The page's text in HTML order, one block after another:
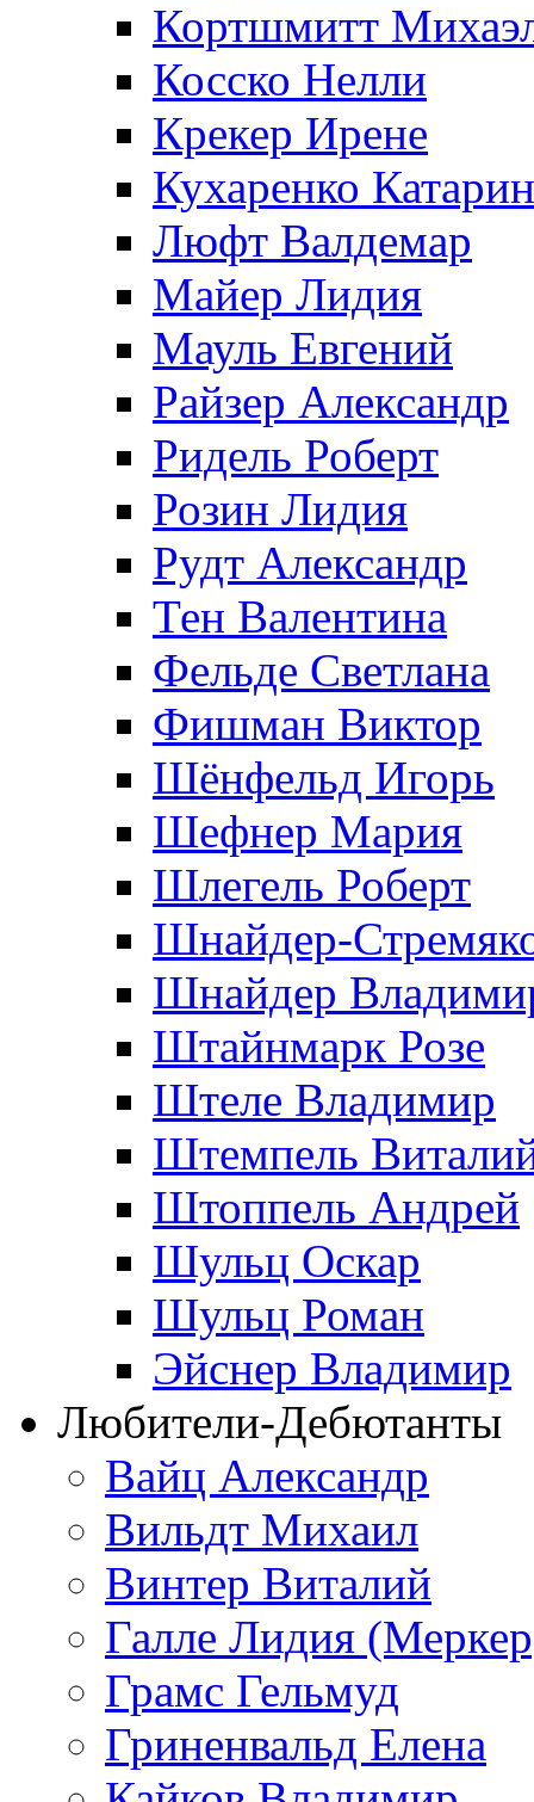
Кортшмитт
Косско Нелли
Крекер Ирене
Кухаренко
Люфт Валдемaр
Майер Лидия
Мауль Евгений
Райзер Александр
Ридель Роберт
Розин Лидия
Рудт Александр
Тен Валентина
Фельде Светлана
Фишман Виктор
Шёнфельд Игорь
Шефнер Мария
Шлегель Роберт
Шнайдер-
Шнайдер
Штайнмарк Розe
Штеле Владимир
Штемпель
Штоппель Андрей
Шульц Оскар
Шульц Роман
Эйснер Владимир
Любители-Дебютанты
Вайц Александр
Вильдт Михаил
Винтер Виталий
Галле Лидия
Грамс Гельмуд
Гриненвальд Елена